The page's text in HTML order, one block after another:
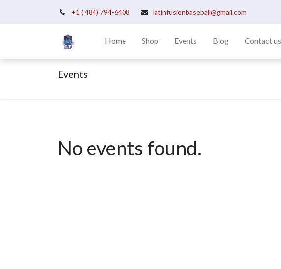
+1 ( 484) 794-6408 latinfusionbaseball@gmail.com
Home Shop Events Blog Contact us
Events
No events found.